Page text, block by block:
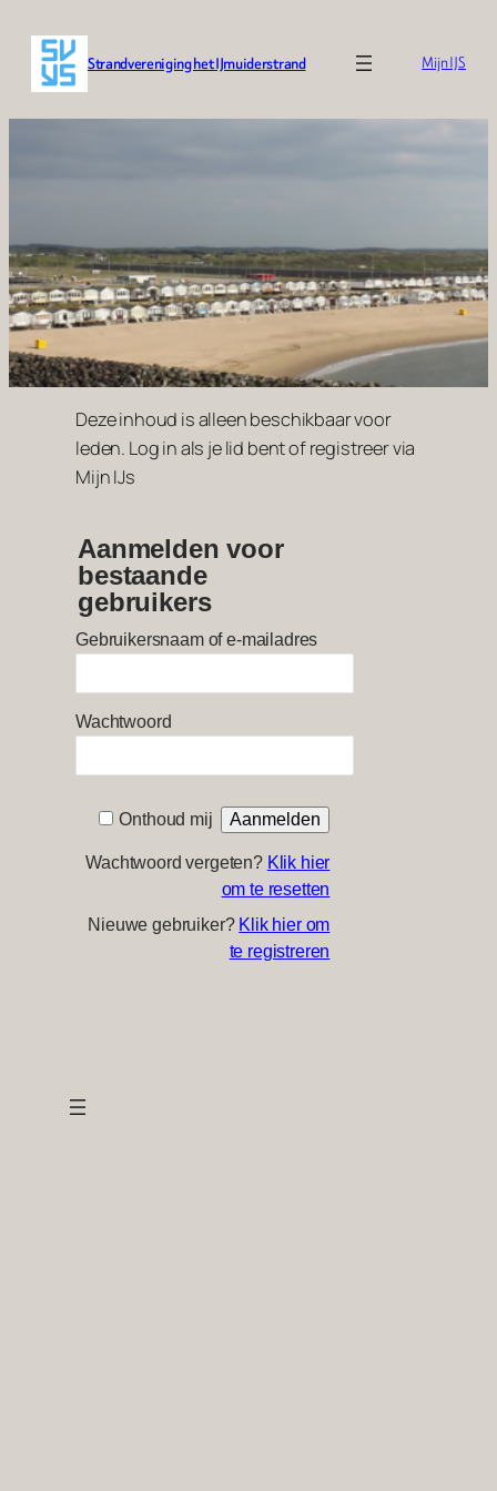
naar
Strandvereniging het IJmuiderstrand Mijn IJS
Deze inhoud is alleen beschikbaar voor
leden. Log in als je lid bent of registreer via
Mijn IJs
Aanmelden voor
bestaande
gebruikers
Gebruikersnaam of e-mailadres
Wachtwoord
Onthoud mij
Wachtwoord vergeten? Klik hier
om te resetten
Nieuwe gebruiker? Klik hier om
te registreren